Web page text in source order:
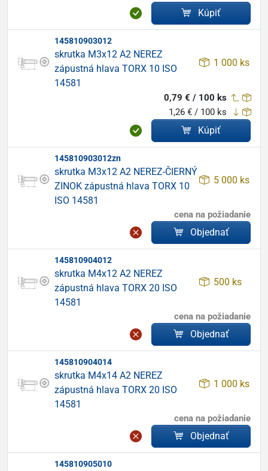
Kúpiť
145810903012
skrutka M3x12 A2 NEREZ
zápustná hlava TORX 10 ISO
14581
1 000 ks
0,79 € / 100 ks
1,26 € / 100 ks
Kúpiť
145810903012zn
skrutka M3x12 A2 NEREZ-ČIERNÝ
ZINOK zápustná hlava TORX 10
ISO 14581
5 000 ks
cena na požiadanie
Objednať
145810904012
skrutka M4x12 A2 NEREZ
zápustná hlava TORX 20 ISO
14581
500 ks
cena na požiadanie
Objednať
145810904014
skrutka M4x14 A2 NEREZ
zápustná hlava TORX 20 ISO
14581
1 000 ks
cena na požiadanie
Objednať
145810905010